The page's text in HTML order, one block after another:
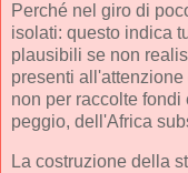
Perché nel giro di
isolati: questo indica
plausibili se non
presenti
non per raccolte
peggio, dell'Africa
La costruzione della